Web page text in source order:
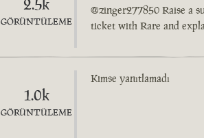
2.5k
GÖRÜNTÜLEME
@zinger277850 Raise a
ticket with Rare and
1.0k
GÖRÜNTÜLEME
Kimse yanıtlamadı